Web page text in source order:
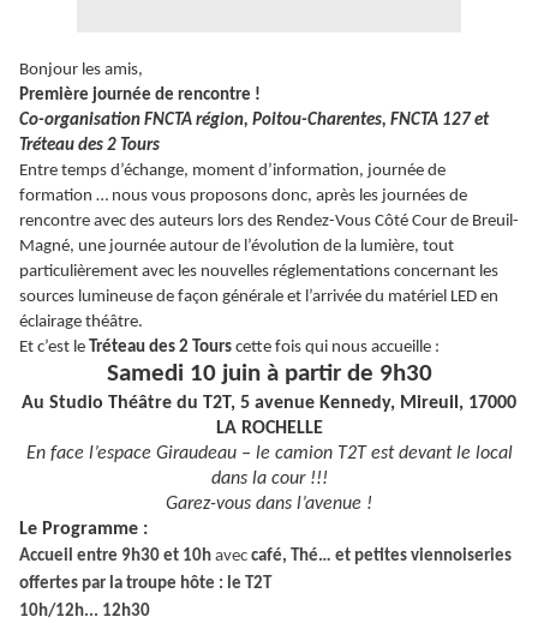
Bonjour les amis,
Première journée de rencontre !
Co-organisation FNCTA région, Poitou-Charentes, FNCTA 127 et
Tréteau des 2 Tours
Entre temps d’échange, moment d’information, journée de
formation … nous vous proposons donc, après les journées de
rencontre avec des auteurs lors des Rendez-Vous Côté Cour de Breuil-
Magné, une journée autour de l’évolution de la lumière, tout
particulièrement avec les nouvelles réglementations concernant les
sources lumineuse de façon générale et l’arrivée du matériel LED en
éclairage théâtre.
Et c’est le Tréteau des 2 Tours cette fois qui nous accueille :
Samedi 10 juin à partir de 9h30
Au Studio Théâtre du T2T, 5 avenue Kennedy, Mireuil, 17000
LA ROCHELLE
En face l’espace Giraudeau – le camion T2T est devant le local
dans la cour !!!
Garez-vous dans l’avenue !
Le Programme :
Accueil entre 9h30 et 10h avec café, Thé… et petites viennoiseries
offertes par la troupe hôte : le T2T
10h/12h... 12h30